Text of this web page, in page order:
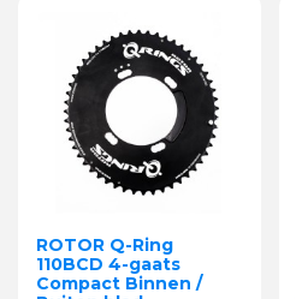
ROTOR Q-Ring
110BCD 4-gaats
Compact Binnen /